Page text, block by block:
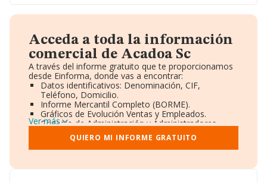
Acceda a toda la información
comercial de Acadoa Sc
A través del informe gratuito que te proporcionamos
desde Einforma, donde vas a encontrar:
Datos identificativos: Denominación, CIF,
Teléfono, Domicilio.
Informe Mercantil Completo (BORME).
Gráficos de Evolución Ventas y Empleados.
Consejo de Administración y Administradores.
Directivos y Ejecutivos.
Accionistas.
Participaciones y Vinculaciones en otras empresas.
Información oficial y registral complementaria.
Ver más
QUIERO MI INFORME GRATUITO